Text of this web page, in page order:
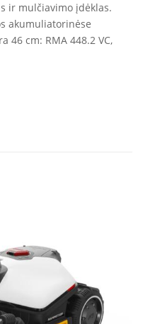
ir mulčiavimo įdėklas.
akumuliatorinėse
46 cm: RMA 448.2 VC,